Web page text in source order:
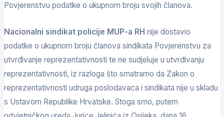
Povjerenstvu podatke o ukupnom broju svojih članova.
Nacionalni sindikat policije MUP-a RH nije dostavio
podatke o ukupnom broju članova sindikata Povjerenstvu za
utvrđivanje reprezentativnosti te ne sudjeluje u utvrđivanju
reprezentativnosti, iz razloga što smatramo da Zakon o
reprezentativnosti udruga poslodavaca i sindikata nije u skladu
s Ustavom Republike Hrvatske. Stoga smo, putem